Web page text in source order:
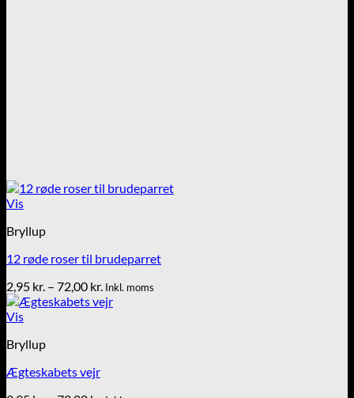
Vis
Bryllup
12 røde roser til brudeparret
2,95 kr. – 72,00 kr. Prisinterval:
2,95 kr.
Inkl. moms
Vis
Bryllup
Ægteskabets vejr